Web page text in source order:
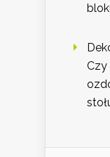
Czy